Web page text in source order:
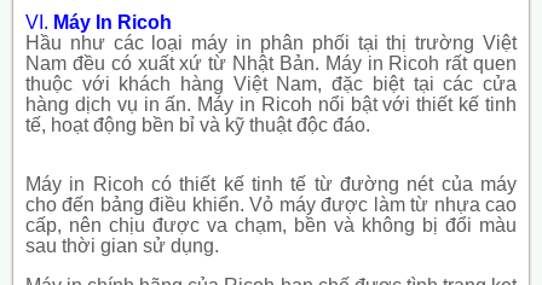
VI. Máy In Ricoh
Hầu như các loại máy in phân phối tại thị trường Việt
Nam đều có xuất xứ từ Nhật Bản. Máy in Ricoh rất quen
thuộc với khách hàng Việt Nam, đặc biệt tại các cửa
hàng dịch vụ in ấn. Máy in Ricoh nổi bật với thiết kế tinh
tế, hoạt động bền bỉ và kỹ thuật độc đáo.
Máy in Ricoh có thiết kế tinh tế từ đường nét của máy
cho đến bảng điều khiển. Vỏ máy được làm từ nhựa cao
cấp, nên chịu được va chạm, bền và không bị đổi màu
sau thời gian sử dụng.